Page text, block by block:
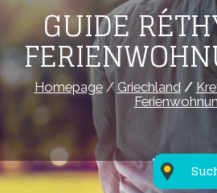
GUIDE
Homepage/ Griechland/